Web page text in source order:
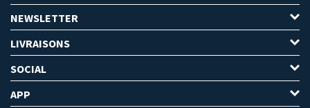
NEWSLETTER
LIVRAISONS
SOCIAL
APP